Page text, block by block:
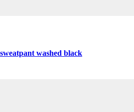
washed black